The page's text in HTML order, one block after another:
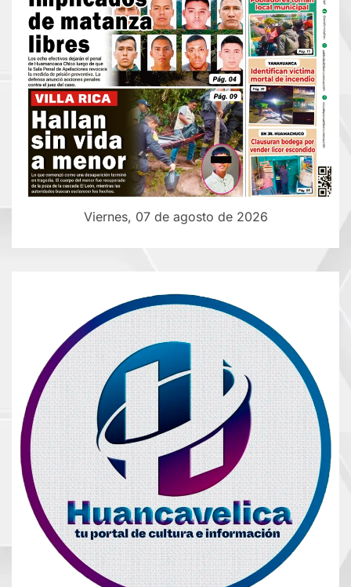
Viernes, 07 de agosto de 2026